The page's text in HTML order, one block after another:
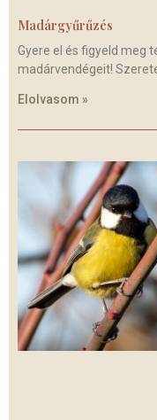
Madárgyűrűzés
Gyere el és figyeld meg
madárvendégeit!
Elolvasom »